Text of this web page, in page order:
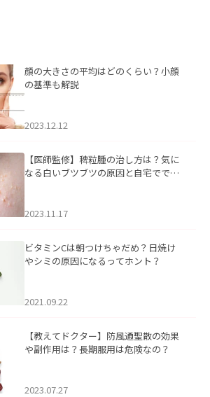
顔の大きさの平均はどのくらい？小顔
の基準も解説
2023.12.12
【医師監修】稗粒腫の治し方は？気に
なる白いブツブツの原因と自宅ででき
2023.11.17
ビタミンCは朝つけちゃだめ？日焼け
やシミの原因になるってホント？
2021.09.22
【教えてドクター】防風通聖散の効果
や副作用は？長期服用は危険なの？
2023.07.27